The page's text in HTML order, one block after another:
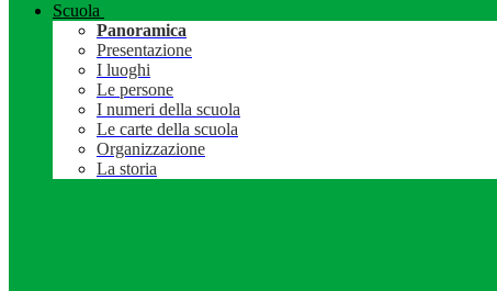
Scuola
Panoramica
Presentazione
I luoghi
Le persone
I numeri della scuola
Le carte della scuola
Organizzazione
La storia